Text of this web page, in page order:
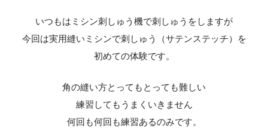
いつもはミシン刺しゅう機で刺しゅうをしますが
今回は実用縫いミシンで刺しゅう（サテンステッチ）を
初めての体験です。
角の縫い方とってもとっても難しい
練習してもうまくいきません
何回も何回も練習あるのみです。